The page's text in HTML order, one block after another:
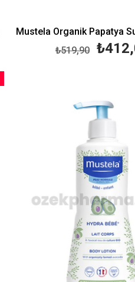
₺519,90